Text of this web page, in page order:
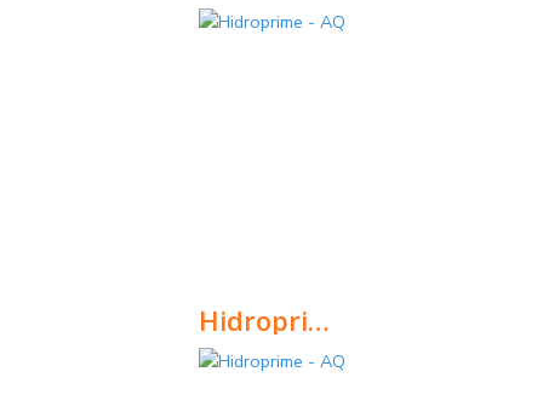
Hidroprime - AQ
Hidrofugante hidro-repelente incolor de base aquosa, destinado à proteção de superfícies porosas.